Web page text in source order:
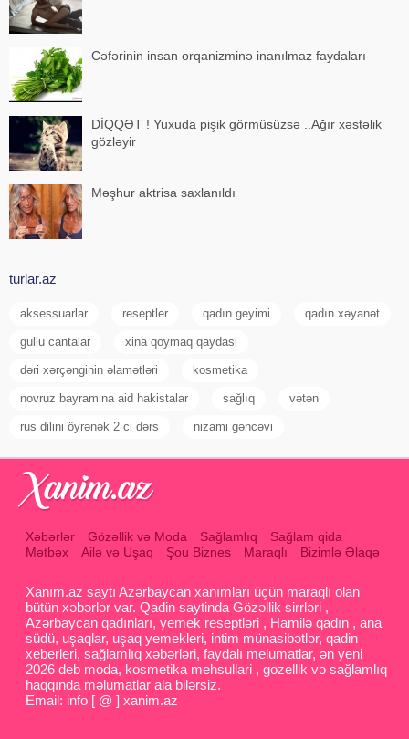
Cəfərinin insan orqanizminə inanılmaz faydaları
DİQQƏT ! Yuxuda pişik görmüsüzsə ..Ağır xəstəlik
gözləyir
Məşhur aktrisa saxlanıldı
turlar.az
aksessuarlar reseptler qadın geyimi qadın xəyanət
gullu cantalar xina qoymaq qaydasi
dəri xərçənginin əlamətləri kosmetika
novruz bayramina aid hakistalar sağlıq vətən
rus dilini öyrənək 2 ci dərs nizami gəncəvi
Xəbərlər Gözəllik və Moda Sağlamlıq
Sağlam qida
Mətbəx
Ailə və Uşaq Şou Biznes Maraqlı Bizimlə Əlaqə
Xanım.az saytı Azərbaycan xanımları üçün maraqlı olan
bütün xəbərlər var. Qadin saytinda Gözəllik sirrləri ,
Azərbaycan qadınları, yemek reseptləri , Hamilə qadın , ana
südü, uşaqlar, uşaq yemekleri, intim münasibətlər, qadin
xeberleri, sağlamlıq xəbərləri, faydalı melumatlar, ən yeni
2026 deb moda, kosmetika mehsullari , gozellik və sağlamlıq
haqqında məlumatlar ala bilərsiz.
Email: info [ @ ] xanim.az